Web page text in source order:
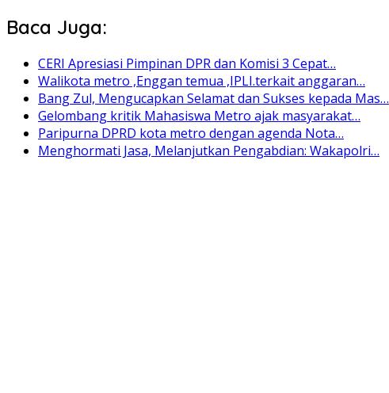
Baca Juga:
CERI Apresiasi Pimpinan DPR dan Komisi 3 Cepat…
Walikota metro ,Enggan temua ,IPLI.terkait anggaran…
Bang Zul, Mengucapkan Selamat dan Sukses kepada Mas…
Gelombang kritik Mahasiswa Metro ajak masyarakat…
Paripurna DPRD kota metro dengan agenda Nota…
Menghormati Jasa, Melanjutkan Pengabdian: Wakapolri…